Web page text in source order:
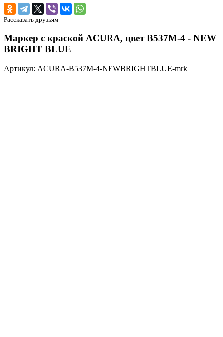
Рассказать друзьям
Маркер с краской ACURA, цвет B537M-4 - NEW
BRIGHT BLUE
Артикул: ACURA-B537M-4-NEWBRIGHTBLUE-mrk